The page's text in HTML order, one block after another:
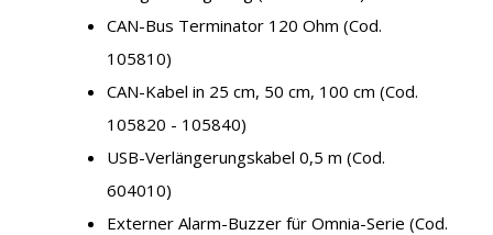
CAN-Bus Terminator 120 Ohm (Cod.
105810)
CAN-Kabel in 25 cm, 50 cm, 100 cm (Cod.
105820 - 105840)
USB-Verlängerungskabel 0,5 m (Cod.
604010)
Externer Alarm-Buzzer für Omnia-Serie (Cod.